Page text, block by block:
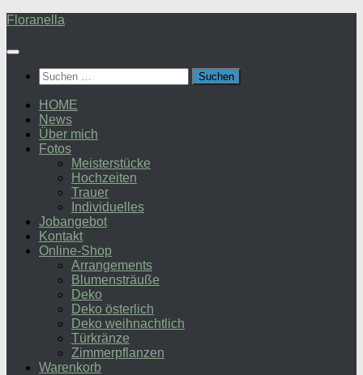
Zum
springen
Floranella
Suchen
nach:
HOME
News
Über mich
Fotos
Meisterstücke
Hochzeiten
Trauer
Individuelles
Jobangebot
Kontakt
Online-Shop
Arrangements
Blumensträuße
Deko
Deko österlich
Deko weihnachtlich
Türkränze
Zimmerpflanzen
Warenkorb